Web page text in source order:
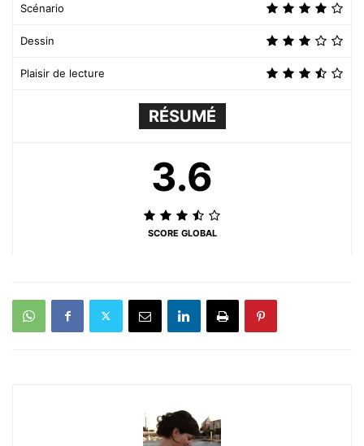
Scénario
Dessin
Plaisir de lecture
RÉSUMÉ
3.6
SCORE GLOBAL